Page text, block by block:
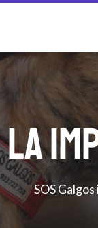
LA
SOS